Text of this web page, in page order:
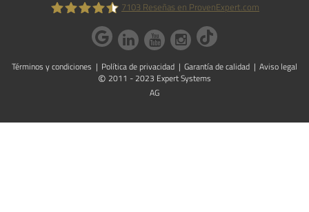
ProvenExpert.com
7103 Reseñas en ProvenExpert.com
Términos y condiciones Política de privacidad Garantía de calidad Aviso legal
© 2011 - 2023 Expert Systems
AG